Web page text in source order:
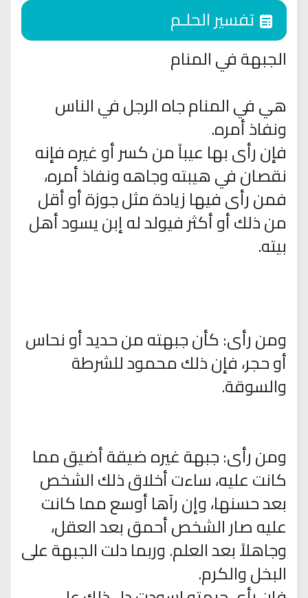
الجبهة في المنام
هي في المنام جاه الرجل في الناس
ونفاذ أمره.
فإن رأى بها عيباً من كسر أو غيره فإنه
نقصان في هيبته وجاهه ونفاذ أمره،
فمن رأى فيها زيادة مثل جوزة أو أقل
من ذلك أو أكثر فيولد له إبن يسود أهل
بيته.
ومن رأى: كأن جبهته من حديد أو نحاس
أو حجر، فإن ذلك محمود للشرطة
والسوقة.
ومن رأى: جبهة غيره ضيقة أضيق مما
كانت عليه، ساءت أخلاق ذلك الشخص
بعد حسنها، وإن رآها أوسع مما كانت
عليه صار الشخص أحمق بعد العقل،
وجاهلاً بعد العلم. وربما دلت الجبهة على
البخل والكرم.